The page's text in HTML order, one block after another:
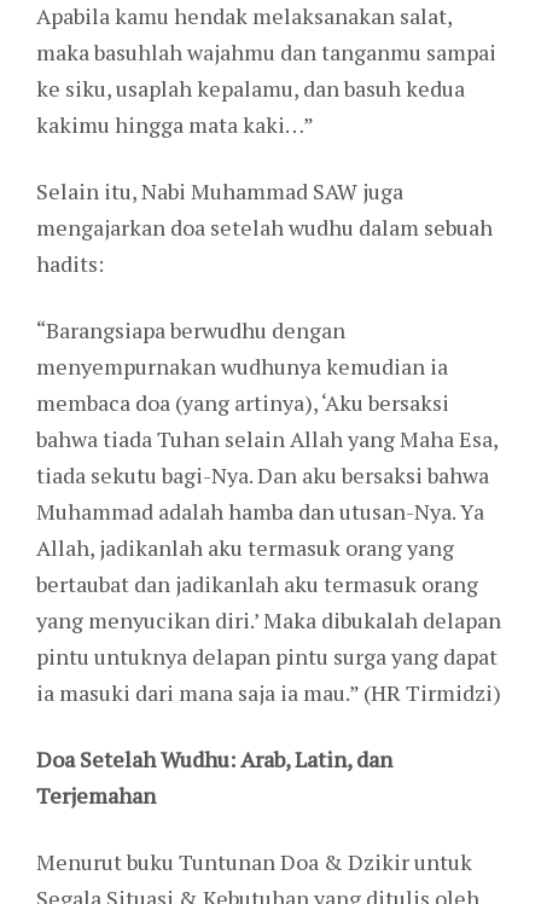
Apabila kamu hendak melaksanakan salat,
maka basuhlah wajahmu dan tanganmu sampai
ke siku, usaplah kepalamu, dan basuh kedua
kakimu hingga mata kaki…”
Selain itu, Nabi Muhammad SAW juga
mengajarkan doa setelah wudhu dalam sebuah
hadits:
“Barangsiapa berwudhu dengan
menyempurnakan wudhunya kemudian ia
membaca doa (yang artinya), ‘Aku bersaksi
bahwa tiada Tuhan selain Allah yang Maha Esa,
tiada sekutu bagi-Nya. Dan aku bersaksi bahwa
Muhammad adalah hamba dan utusan-Nya. Ya
Allah, jadikanlah aku termasuk orang yang
bertaubat dan jadikanlah aku termasuk orang
yang menyucikan diri.’ Maka dibukalah delapan
pintu untuknya delapan pintu surga yang dapat
ia masuki dari mana saja ia mau.” (HR Tirmidzi)
Doa Setelah Wudhu: Arab, Latin, dan
Terjemahan
Menurut buku Tuntunan Doa & Dzikir untuk